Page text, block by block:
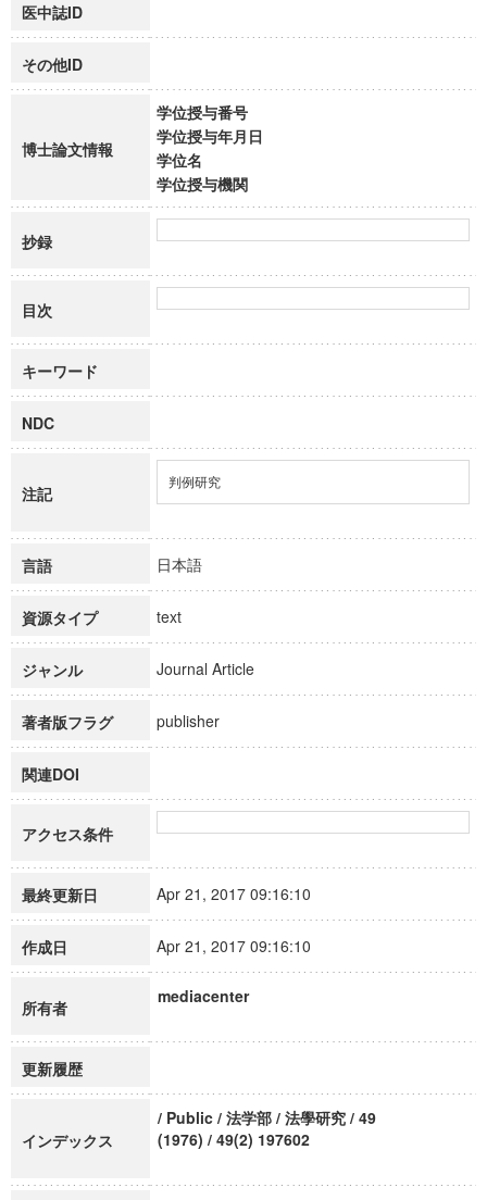
医中誌ID
その他ID
博士論文情報
学位授与番号
学位授与年月日
学位名
学位授与機関
抄録
目次
キーワード
NDC
注記
判例研究
言語 日本語
資源タイプ text
ジャンル Journal Article
著者版フラグ publisher
関連DOI
アクセス条件
最終更新日 Apr 21, 2017 09:16:10
作成日 Apr 21, 2017 09:16:10
所有者
mediacenter
更新履歴
インデックス
/ Public / 法学部 / 法學研究 / 49
(1976) / 49(2) 197602